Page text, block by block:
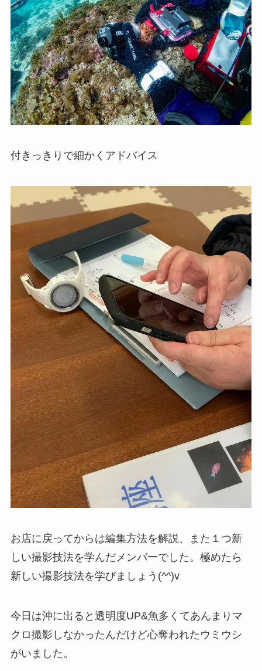
付きっきりで細かくアドバイス
お店に戻ってからは編集方法を解説、また１つ新
しい撮影技法を学んだメンバーでした。極めたら
新しい撮影技法を学びましょう(^^)v
今日は沖に出ると透明度UP&魚多くてあんまりマ
クロ撮影しなかったんだけど心奪われたウミウシ
がいました。